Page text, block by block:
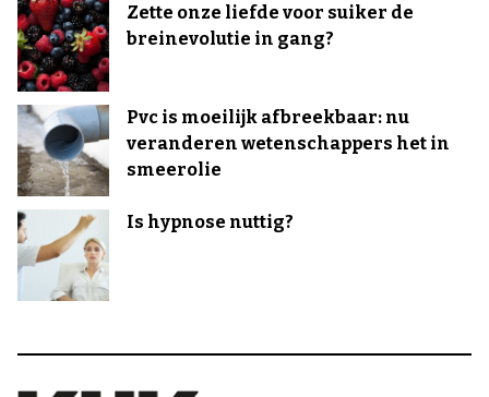
Zette onze liefde voor suiker de
breinevolutie in gang?
Pvc is moeilijk afbreekbaar: nu
veranderen wetenschappers het in
smeerolie
Is hypnose nuttig?